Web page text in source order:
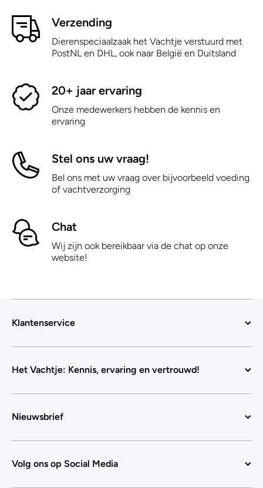
Verzending
Dierenspeciaalzaak het Vachtje verstuurd met
PostNL en DHL, ook naar België en Duitsland
20+ jaar ervaring
Onze medewerkers hebben de kennis en
ervaring
Stel ons uw vraag!
Bel ons met uw vraag over bijvoorbeeld voeding
of vachtverzorging
Chat
Wij zijn ook bereikbaar via de chat op onze
website!
Klantenservice
Het Vachtje: Kennis, ervaring en vertrouwd!
Nieuwsbrief
Volg ons op Social Media